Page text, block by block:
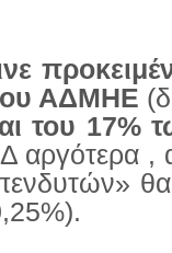
ΑΔΜΗΕ
του 17%
αργότερα
θα